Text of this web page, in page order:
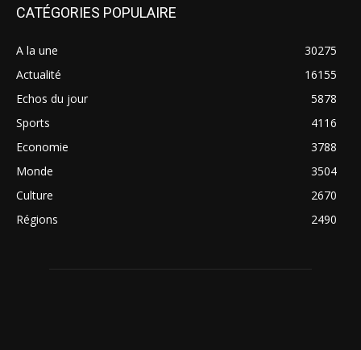
CATÉGORIES POPULAIRE
A la une
30275
Actualité
16155
Echos du jour
5878
Sports
4116
Economie
3788
Monde
3504
Culture
2670
Régions
2490